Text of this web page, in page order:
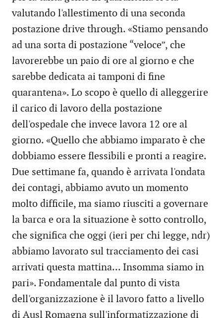
valutando l'allestimento di una seconda
postazione drive through. «Stiamo pensando
ad una sorta di postazione “veloce”, che
lavorerebbe un paio di ore al giorno e che
sarebbe dedicata ai tamponi di fine
quarantena». Lo scopo è quello di alleggerire
il carico di lavoro della postazione
dell'ospedale che invece lavora 12 ore al
giorno. «Quello che abbiamo imparato è che
dobbiamo essere flessibili e pronti a reagire.
Due settimane fa, quando è arrivata l'ondata
dei contagi, abbiamo avuto un momento
molto difficile, ma siamo riusciti a governare
la barca e ora la situazione è sotto controllo,
che significa che oggi (ieri per chi legge, ndr)
abbiamo lavorato sul tracciamento dei casi
arrivati questa mattina... Insomma siamo in
pari». Fondamentale dal punto di vista
dell'organizzazione è il lavoro fatto a livello
di Ausl Romagna sull'informatizzazione di